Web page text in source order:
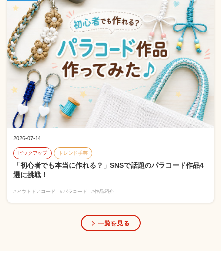
2026-07-14
ピックアップ トレンド手芸
「初心者でも本当に作れる？」SNSで話題のパラコード作品4
選に挑戦！
#アウトドアコード #パラコード #作品紹介
一覧を見る